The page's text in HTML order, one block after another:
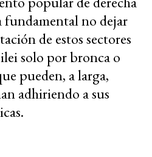
no dejar
de estos sectores
solo por bronca o
pueden, a larga,
adhiriendo a sus